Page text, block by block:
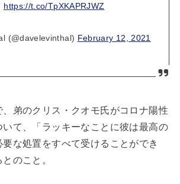
https://t.co/TpXKAPRJWZ
(@davelevinthal) February 12, 2021
、弟のクリス・クオモ氏がコロナ陽性
いて、「ラッキーなことに彼は最高の
な処置をすべて受けることができ
のこと。